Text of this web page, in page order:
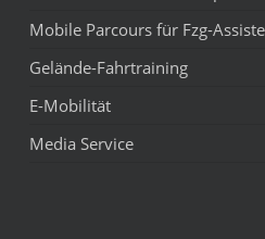
Mobile Parcours für Fzg-
Gelände-Fahrtraining
E-Mobilität
Media Service